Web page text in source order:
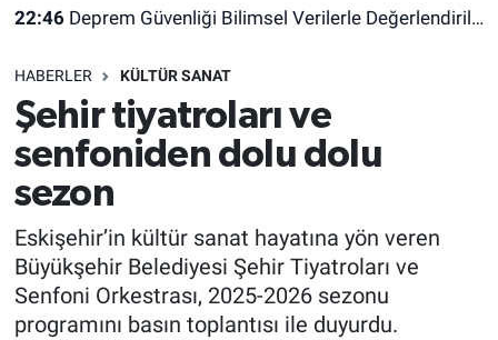
22:46 Deprem Güvenliği Bilimsel Verilerle Değerlendirilmeli
HABERLER KÜLTÜR SANAT
Şehir tiyatroları ve
senfoniden dolu dolu
sezon
Eskişehir’in kültür sanat hayatına yön veren
Büyükşehir Belediyesi Şehir Tiyatroları ve
Senfoni Orkestrası, 2025-2026 sezonu
programını basın toplantısı ile duyurdu.
Gündem
Türkiye
Dünya
Sağlık
Alış-Veriş/İş dünyası
Eskişehirspor Arşivi
Eskişehir Arşivi
Röportaj
Ekonomi
Kültür Sanat
Süper Lig Puan Durumu ve Fikstür
Tüm Manşetler
Son Dakika Haberleri
Haber Arşivi